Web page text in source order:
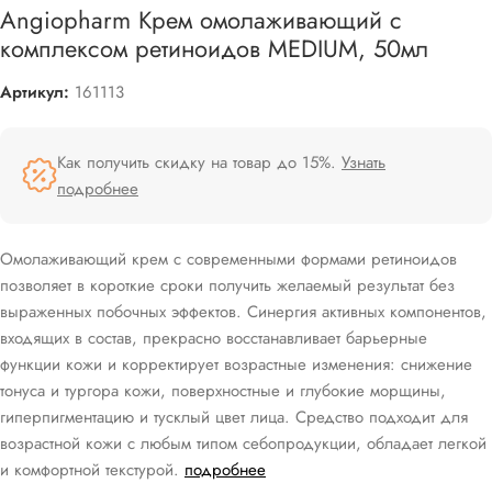
Angiopharm Крем омолаживающий с
комплексом ретиноидов MEDIUM, 50мл
Артикул: 161113
Как получить скидку на товар до 15%. Узнать
подробнее
Омолаживающий крем с современными формами ретиноидов
позволяет в короткие сроки получить желаемый результат без
выраженных побочных эффектов. Синергия активных компонентов,
входящих в состав, прекрасно восстанавливает барьерные
функции кожи и корректирует возрастные изменения: снижение
тонуса и тургора кожи, поверхностные и глубокие морщины,
гиперпигментацию и тусклый цвет лица. Средство подходит для
возрастной кожи с любым типом себопродукции, обладает легкой
и комфортной текстурой. подробнее